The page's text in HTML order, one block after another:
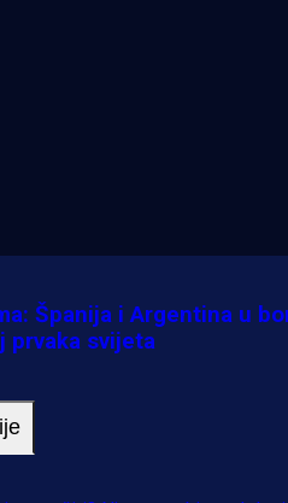
Španija i Argentina u
prvaka svijeta